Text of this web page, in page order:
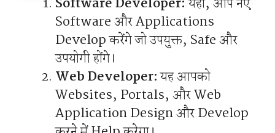
Software और Applications
Develop करेंगे जो उपयुक्त, Safe और
उपयोगी होंगे।
Web Developer:यह आपको
Websites, Portals, और Web
Application Design और Develop